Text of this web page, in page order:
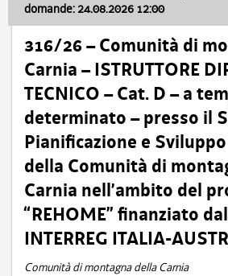
domande: 24.08.2026 12:00
316/26 – Comunità di
Carnia – ISTRUTTORE
TECNICO – Cat. D – a
determinato – presso il
Pianificazione e
della Comunità di
Carnia nell’ambito del
“REHOME” finanziato
INTERREG ITALIA-
Comunità di montagna della Carnia